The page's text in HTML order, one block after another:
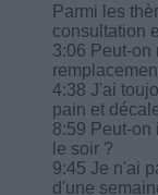
Parmi les
consultation
3:06 Peut-on
4:38 J'ai
pain et
8:59 Peut-on
le soir ?
9:45 Je n'ai
d'une